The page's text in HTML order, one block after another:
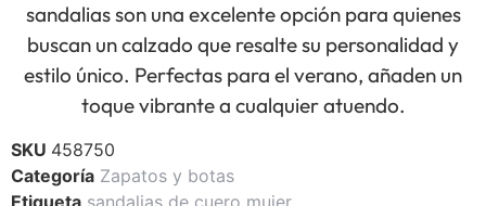
sandalias son una excelente opción para quienes
buscan un calzado que resalte su personalidad y
estilo único. Perfectas para el verano, añaden un
toque vibrante a cualquier atuendo.
SKU 458750
Categoría Zapatos y botas
Etiqueta sandalias de cuero mujer